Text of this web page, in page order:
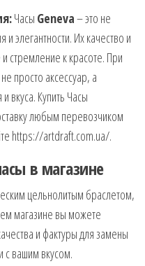
Часы Geneva– это не
элегантности. Их качество и
стремление к красоте. При
просто аксессуар, а
вкуса. Купить Часы
любым перевозчиком
https://artdraft.com.ua/.
в магазине
цельнолитым браслетом,
магазине вы можете
и фактуры для замены
с вашим вкусом.